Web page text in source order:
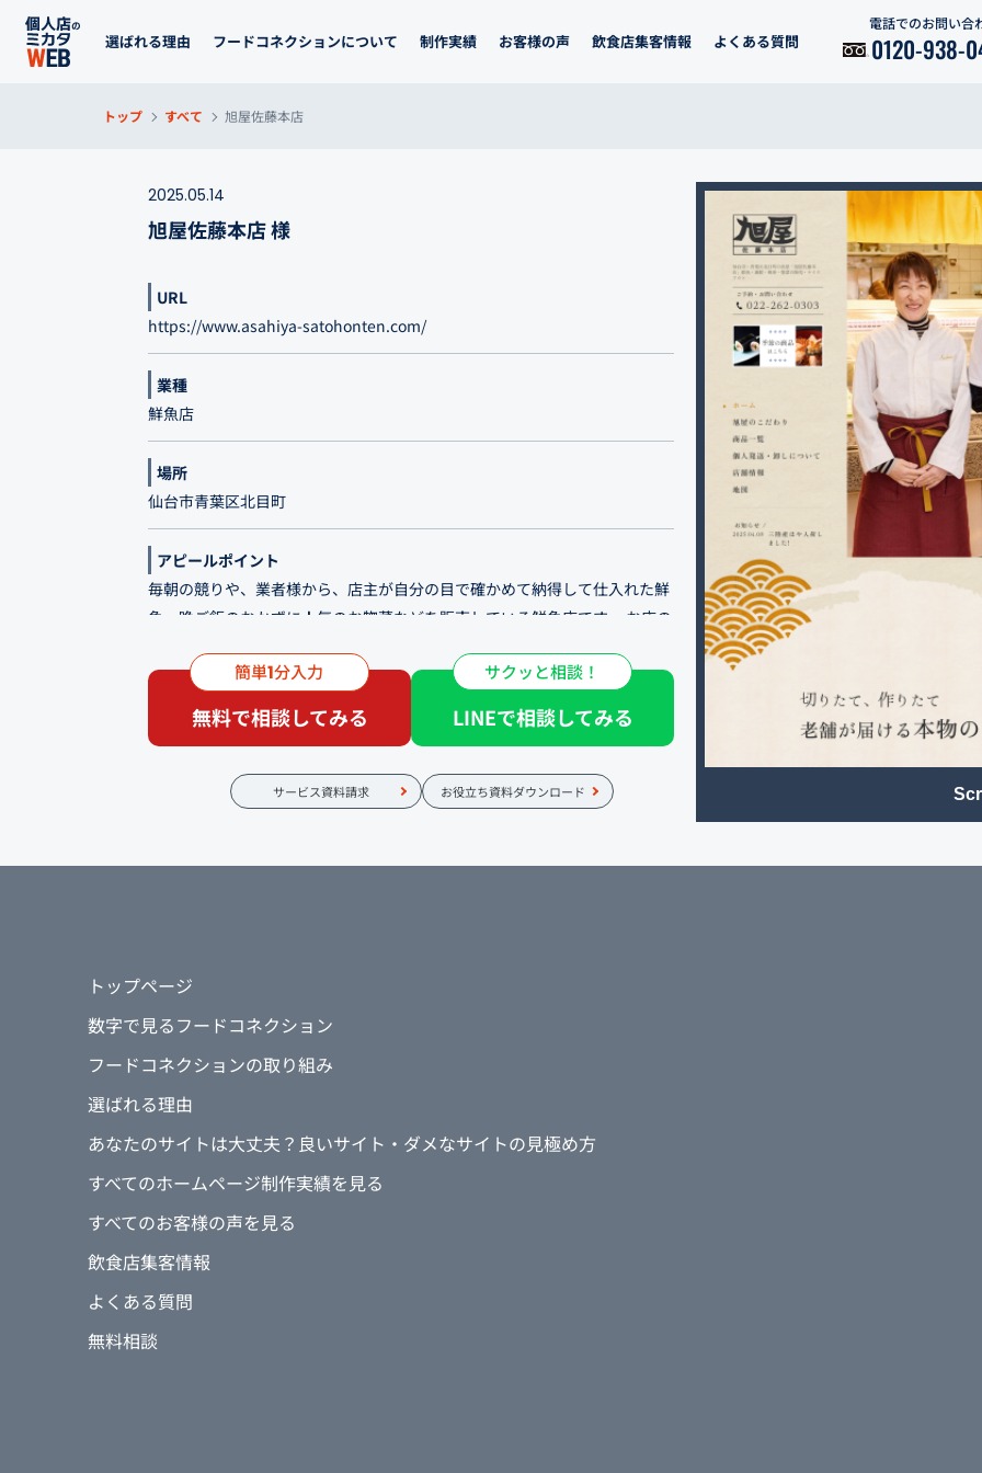
選ばれる理由 フードコネクションについて 制作実績 お客様の声 飲食店集客情報 よくある質問
電話でのお問い合
0120-938-
トップ すべて 旭屋佐藤本店
2025.05.14
旭屋佐藤本店 様
URL
https://www.asahiya-satohonten.com/
業種
鮮魚店
場所
仙台市青葉区北目町
アピールポイント
毎朝の競りや、業者様から、店主が自分の目で確かめて納得して仕入れた鮮
魚、晩ご飯のおかずに人気のお惣菜などを販売している鮮魚店です。 お店の
お客様がもう一品お手に取ってくださるような付加価値を伝えることがホー
ムページ制作の目的です。
菜や刺身の盛り合わせなども、その日の食卓を彩る一品として喜ばれていま
す。 商品の全国発送も行っている他、飲食店様や業者様向けの卸売も承りま
簡単1分入力
無料で相談してみる
サクッと相談！
LINEで相談してみる
サービス資料請求 お役立ち資料ダウンロード
トップページ
数字で見るフードコネクション
フードコネクションの取り組み
選ばれる理由
あなたのサイトは大丈夫？良いサイト・ダメなサイトの見極め方
すべてのホームページ制作実績を見る
すべてのお客様の声を見る
飲食店集客情報
よくある質問
無料相談